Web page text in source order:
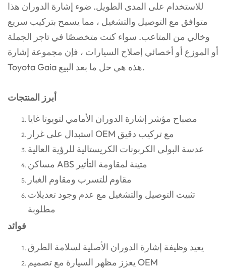
للاستخدام على المدى الطويل. ضوء إشارة الدوران هذا
متوافق مع التوصيل والتشغيل ، مما يسمح بتركيب سريع
وخالي من المتاعب. سواء كنت متخصصًا في تاجر الجملة
أو الموزع أو أخصائي إصلاح السيارات ، فإن مجموعة إشارة
Toyota Gaia هذه هي حل ما بعد البيع.
أبرز المنتجات
مصباح مؤشر إشارة الدوران الأمامي لتويوتا غايا
استبدال على غرار OEM مع تركيب دقيق
عدسة البولي الكربونات الكريستالية للرؤية العالية
مساكن ABS متينة لمقاومة التأثير
مقاوم للتسرب ومقاوم الغبار
تثبيت التوصيل والتشغيل مع عدم وجود تعديلات
مطلوبة
فوائد
يعيد وظيفة إشارة الدوران الأصلية لسلامة الطرق
يعزز مظهر السيارة مع تصميم OEM